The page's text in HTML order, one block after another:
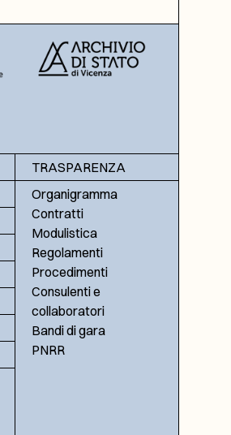
TRASPARENZA
Organigramma
Contratti
Modulistica
Regolamenti
Procedimenti
Consulenti e
collaboratori
Bandi di gara
PNRR